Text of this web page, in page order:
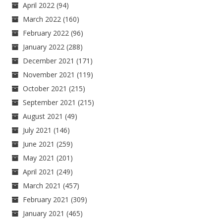
April 2022 (94)
March 2022 (160)
February 2022 (96)
January 2022 (288)
December 2021 (171)
November 2021 (119)
October 2021 (215)
September 2021 (215)
August 2021 (49)
July 2021 (146)
June 2021 (259)
May 2021 (201)
April 2021 (249)
March 2021 (457)
February 2021 (309)
January 2021 (465)